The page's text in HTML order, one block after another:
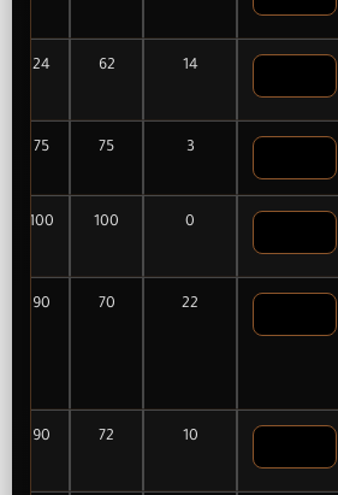
14
62
24
3
75
75
0
100
100
22
70
90
10
72
90